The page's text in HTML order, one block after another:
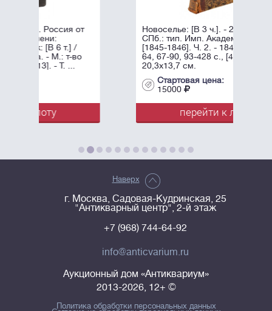
Новоселье: [В 3 ч.]. - 2-е изд. -
СПб.: тип. Имп. Академии наук,
[1845-1846]. Ч. 2. - 1845. - III-IV, 3-
64, 67-90, 93-428 с., [4] л. ил.: ил.;
20,3х13,7 см.
Стартовая цена:
Наверх
г. Москва, Садовая-Кудринская, 25
"Антикварный центр", 2-й этаж
+7 (968) 744-64-92
info@anticvarium.ru
Аукционный дом «Антиквариум»
2013-2026, 12+ ©
Политика обработки персональных данных